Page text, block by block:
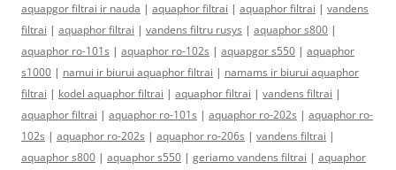
aquapgor filtrai ir nauda | aquaphor filtrai | aquaphor filtrai | vandens
filtrai | aquaphor filtrai | vandens filtru rusys | aquaphor s800 |
aquaphor ro-101s | aquaphor ro-102s | aquapgor s550 | aquaphor
s1000 | namui ir biurui aquaphor filtrai | namams ir biurui aquaphor
filtrai | kodel aquaphor filtrai | aquaphor filtrai | vandens filtrai |
aquaphor filtrai | aquaphor ro-101s | aquaphor ro-202s | aquaphor ro-
102s | aquaphor ro-202s | aquaphor ro-206s | vandens filtrai |
aquaphor s800 | aquaphor s550 | geriamo vandens filtrai | aquaphor